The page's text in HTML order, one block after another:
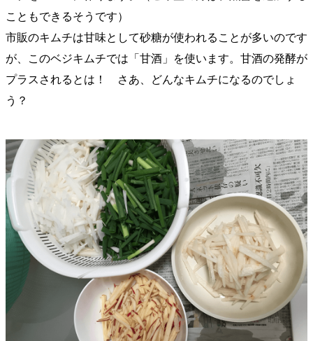
こともできるそうです）
市販のキムチは甘味として砂糖が使われることが多いのです
が、このベジキムチでは「甘酒」を使います。甘酒の発酵が
プラスされるとは！ さあ、どんなキムチになるのでしょ
う？